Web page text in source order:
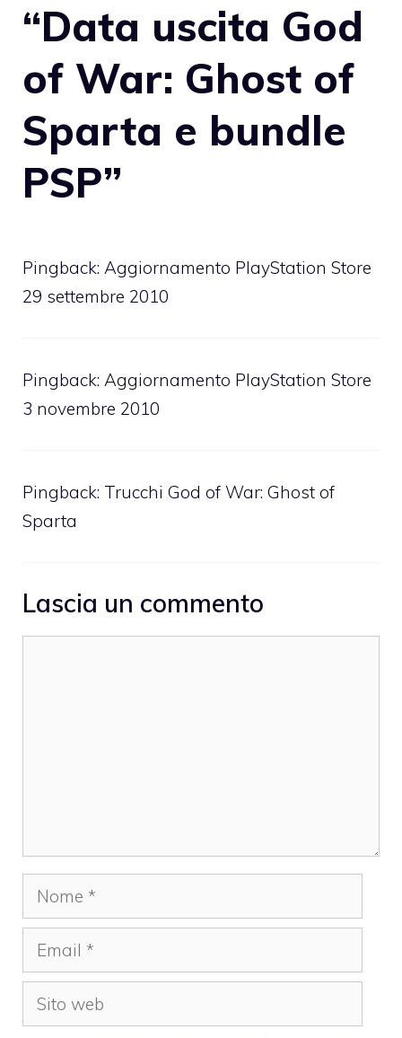
“Data uscita God
of War: Ghost of
Sparta e bundle
PSP”
Pingback: Aggiornamento PlayStation Store
29 settembre 2010
Pingback: Aggiornamento PlayStation Store
3 novembre 2010
Pingback: Trucchi God of War: Ghost of
Sparta
Lascia un commento
Nome
Email
Sito
web